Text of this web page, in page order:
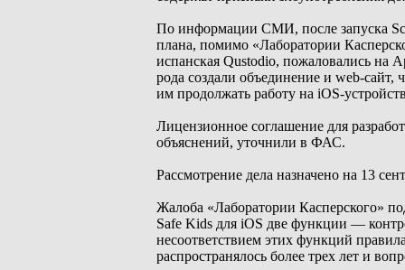
По информации СМИ, после запуска
плана, помимо «Лаборатории
испанская Qustodio, пожаловались на
рода создали объединение и web-сайт,
им продолжать работу на iOS-
Лицензионное соглашение для
объяснений, уточнили в ФАС.
Рассмотрение дела назначено на 13
Жалоба «Лаборатории Касперского»
Safe Kids для iOS две функции —
несоответствием этих функций
распространялось более трех лет и